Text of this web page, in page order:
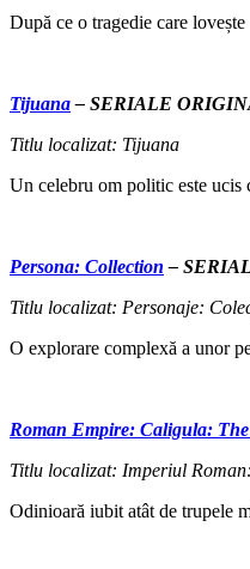
După ce o tragedie care
Tijuana– SERIALE
Titlu localizat: Tijuana
Un celebru om politic este ucis
Persona: Collection –
Titlu localizat: Personaje:
O explorare complexă a unor
Roman Empire: Caligula:
Titlu localizat: Imperiul
Odinioară iubit atât de trupele